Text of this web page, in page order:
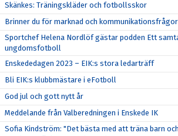
Skänkes: Träningskläder och fotbollsskor
Brinner du för marknad och
Sportchef Helena Nordlöf gästar podden Ett
ungdomsfotboll
Enskededagen 2023 – EIK:s stora ledarträff
Bli EIK:s klubbmästare i eFotboll
God jul och gott nytt år
Meddelande från Valberedningen i Enskede IK
Sofia Kindström: "Det bästa med att träna barn och